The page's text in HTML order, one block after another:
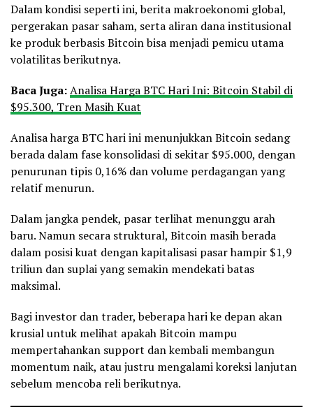
Dalam kondisi seperti ini, berita makroekonomi global,
pergerakan pasar saham, serta aliran dana institusional
ke produk berbasis Bitcoin bisa menjadi pemicu utama
volatilitas berikutnya.
Baca Juga:Analisa Harga BTC Hari Ini: Bitcoin Stabil di
$95.300, Tren Masih Kuat
Analisa harga BTC hari ini menunjukkan Bitcoin sedang
berada dalam fase konsolidasi di sekitar $95.000, dengan
penurunan tipis 0,16% dan volume perdagangan yang
relatif menurun.
Dalam jangka pendek, pasar terlihat menunggu arah
baru. Namun secara struktural, Bitcoin masih berada
dalam posisi kuat dengan kapitalisasi pasar hampir $1,9
triliun dan suplai yang semakin mendekati batas
maksimal.
Bagi investor dan trader, beberapa hari ke depan akan
krusial untuk melihat apakah Bitcoin mampu
mempertahankan support dan kembali membangun
momentum naik, atau justru mengalami koreksi lanjutan
sebelum mencoba reli berikutnya.